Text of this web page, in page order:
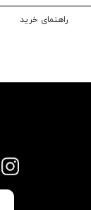
راهنمای خرید